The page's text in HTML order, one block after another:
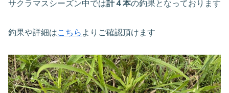
サクラマスシーズン中では計４本の釣果となっております
釣果や詳細はこちら よりご確認頂けます